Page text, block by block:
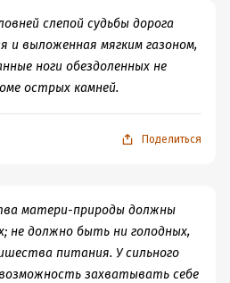
слепой судьбы дорога
и выложенная мягким газоном,
ноги обездоленных не
острых камней.
Поделиться
матери-природы должны
не должно быть ни голодных,
питания. У сильного
захватывать себе